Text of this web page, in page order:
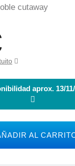
cutaway
aprox. 13/
AL